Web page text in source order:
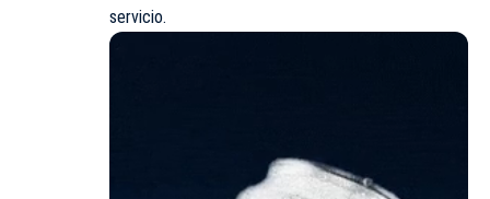
servicio.